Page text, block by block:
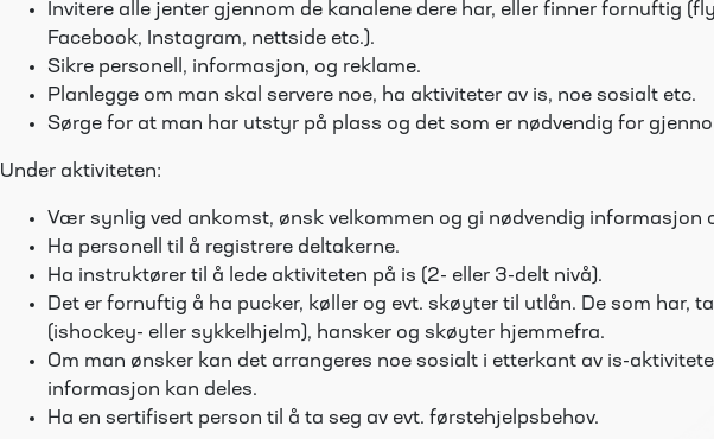
Invitere alle jenter gjennom de kanalene dere har, eller finner fornuftig
Facebook, Instagram, nettside etc.).
Sikre personell, informasjon, og reklame.
Planlegge om man skal servere noe, ha aktiviteter av is, noe sosialt etc.
Sørge for at man har utstyr på plass og det som er nødvendig for
Under aktiviteten:
Vær synlig ved ankomst, ønsk velkommen og gi nødvendig informasjon
Ha personell til å registrere deltakerne.
Ha instruktører til å lede aktiviteten på is (2- eller 3-delt nivå).
Det er fornuftig å ha pucker, køller og evt. skøyter til utlån. De som har,
(ishockey- eller sykkelhjelm), hansker og skøyter hjemmefra.
Om man ønsker kan det arrangeres noe sosialt i etterkant av is-
informasjon kan deles.
Ha en sertifisert person til å ta seg av evt. førstehjelpsbehov.